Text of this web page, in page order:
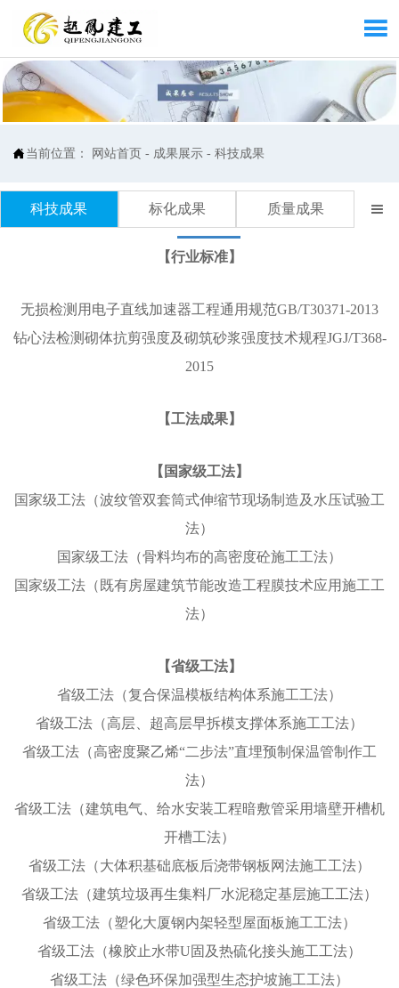

 当前位置： 网站首页 - 成果展示 -科技成果
科技成果 标化成果 质量成果 
【行业标准】
无损检测用电子直线加速器工程通用规范GB/T30371-2013
钻心法检测砌体抗剪强度及砌筑砂浆强度技术规程JGJ/T368-
2015
【工法成果】
【国家级工法】
国家级工法（波纹管双套筒式伸缩节现场制造及水压试验工
法）
国家级工法（骨料均布的高密度砼施工工法）
国家级工法（既有房屋建筑节能改造工程膜技术应用施工工
法）
【省级工法】
省级工法（复合保温模板结构体系施工工法）
省级工法（高层、超高层早拆模支撑体系施工工法）
省级工法（高密度聚乙烯“二步法”直埋预制保温管制作工
法）
省级工法（建筑电气、给水安装工程暗敷管采用墙壁开槽机
开槽工法）
省级工法（大体积基础底板后浇带钢板网法施工工法）
省级工法（建筑垃圾再生集料厂水泥稳定基层施工工法）
省级工法（塑化大厦钢内架轻型屋面板施工工法）
省级工法（橡胶止水带U固及热硫化接头施工工法）
省级工法（绿色环保加强型生态护坡施工工法）